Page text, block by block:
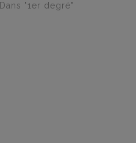
Dans "1er degré"